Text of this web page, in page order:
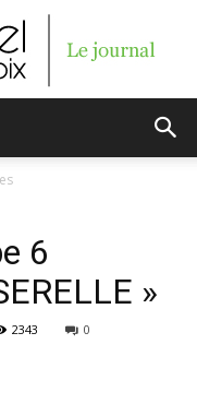
6
»
2343 0